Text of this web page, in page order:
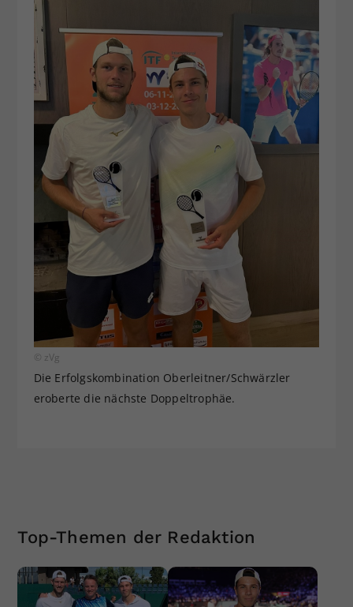
© zVg
Die Erfolgskombination Oberleitner/Schwärzler
eroberte die nächste Doppeltrophäe.
Top-Themen der Redaktion